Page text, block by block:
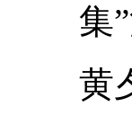
集
黄